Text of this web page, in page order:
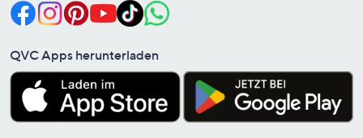
QVC Apps herunterladen